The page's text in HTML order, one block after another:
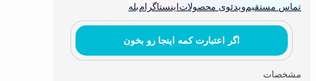
تماس مستقیمویدئوی محصولاتاینستاگرامبله
اگر اعتبارت کمه اینجا رو بخون
مشخصات